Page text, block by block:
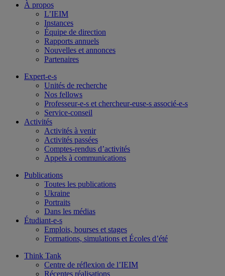
À propos
L’IEIM
Instances
Équipe de direction
Rapports annuels
Nouvelles et annonces
Partenaires
Expert-e-s
Unités de recherche
Nos fellows
Professeur-e-s et chercheur-euse-s associé-e-s
Service-conseil
Activités
Activités à venir
Activités passées
Comptes-rendus d’activités
Appels à communications
Publications
Toutes les publications
Ukraine
Portraits
Dans les médias
Étudiant-e-s
Emplois, bourses et stages
Formations, simulations et Écoles d’été
Think Tank
Centre de réflexion de l’IEIM
Récentes réalisations